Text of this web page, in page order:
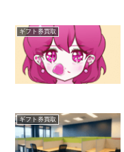
ギフト券買取
ギフト券買取